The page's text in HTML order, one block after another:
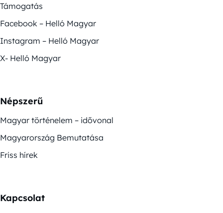
Támogatás
Facebook – Helló Magyar
Instagram – Helló Magyar
X- Helló Magyar
Népszerű
Magyar történelem – idővonal
Magyarország Bemutatása
Friss hírek
Kapcsolat